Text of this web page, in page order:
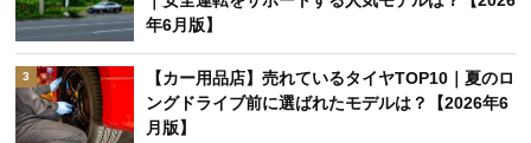
年6月版】
3
【カー用品店】売れているタイヤTOP10｜夏のロ
ングドライブ前に選ばれたモデルは？【2026年6
月版】